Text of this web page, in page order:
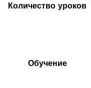
Количество уроков
Обучение